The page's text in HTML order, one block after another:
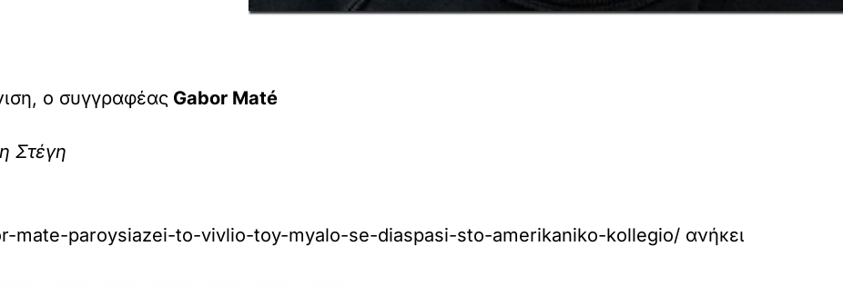
ο συγγραφέας Gabor Maté
Στέγη
mate-paroysiazei-to-vivlio-toy-myalo-se-diaspasi-sto-amerikaniko-kollegio/ ανήκει